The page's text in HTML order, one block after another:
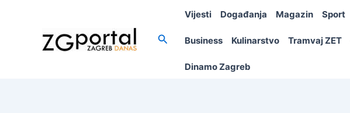
Search
Vijesti Događanja Magazin Sport
Business Kulinarstvo Tramvaj ZET
Dinamo Zagreb